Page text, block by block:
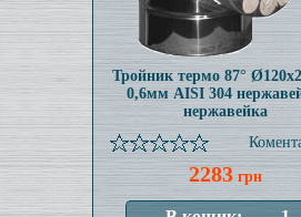
Тройник термо 87°
0,6мм AISI 304
нержавейка
2283 грн